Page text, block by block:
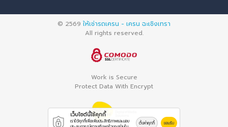
© 2569 ให้เช่ารถเครน - เครน ฉะเชิงเทรา
All rights reserved.
Work is Secure
Protect Data With Encrypt
เว็บไซต์นี้ใช้คุกกี้
เราใช้คุกกี้เพื่อเพิ่มประสิทธิภาพและมอบ
ตั้งค่าคุกกี้ ยอมรับ